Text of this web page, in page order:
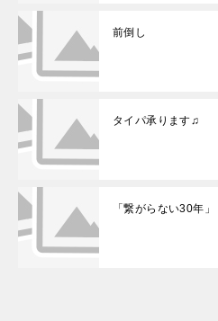
前倒し
タイパ承ります♫
「繋がらない30年」